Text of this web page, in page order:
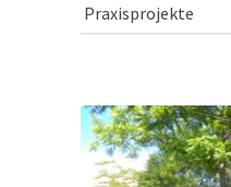
Praxisprojekte